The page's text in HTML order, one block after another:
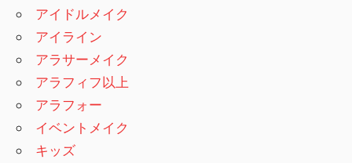
アイドルメイク
アイライン
アラサーメイク
アラフィフ以上
アラフォー
イベントメイク
キッズ